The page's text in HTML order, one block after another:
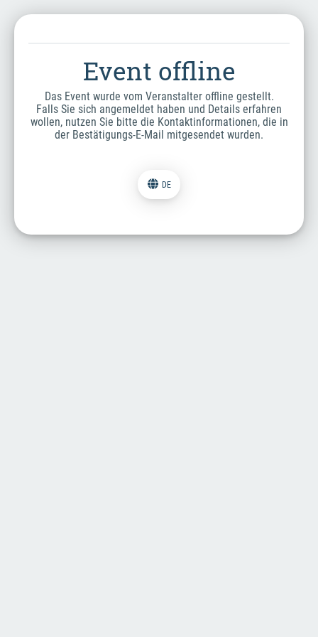
Event offline
Das Event wurde vom Veranstalter offline gestellt.
Falls Sie sich angemeldet haben und Details erfahren
wollen, nutzen Sie bitte die Kontaktinformationen, die in
der Bestätigungs-E-Mail mitgesendet wurden.
DE